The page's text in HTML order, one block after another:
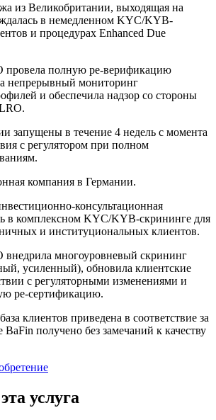
из Великобритании, выходящая на
в немедленном KYC/KYB-
и процедурах Enhanced Due
провела полную ре-верификацию
непрерывный мониторинг
и обеспечила надзор со стороны
запущены в течение 4 недель с момента
с регулятором при полном
компания в Германии.
консультационная
в комплексном KYC/KYB-скрининге для
и институциональных клиентов.
внедрила многоуровневый скрининг
усиленный), обновила клиентские
с регуляторными изменениями и
ре-сертификацию.
клиентов приведена в соответствие за
BaFin получено без замечаний к качеству
услуга